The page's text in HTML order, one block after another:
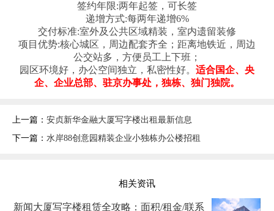
签约年限:两年起签，可长签
递增方式:每两年递增6%
交付标准:室外及公共区域精装，室内遗留装修
项目优势:核心城区，周边配套齐全；距离地铁近，周边
公交站多，方便员工上下班；
园区环境好，办公空间独立，私密性好。 适合国企、央
企、企业总部、驻京办事处，独栋、独门独院。
上一篇： 安贞新华金融大厦写字楼出租最新信息
下一篇： 水岸88创意园精装企业小独栋办公楼招租
相关资讯
新闻大厦写字楼租赁全攻略：面积/租金/联系